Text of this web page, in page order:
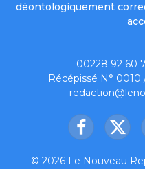
déontologiquement
00228 92 60
Récépissé N°
Facebook
X
© 2026 Le Nouveau